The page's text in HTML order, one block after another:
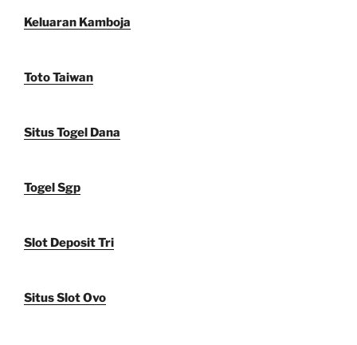
Keluaran Kamboja
Toto Taiwan
Situs Togel Dana
Togel Sgp
Slot Deposit Tri
Situs Slot Ovo